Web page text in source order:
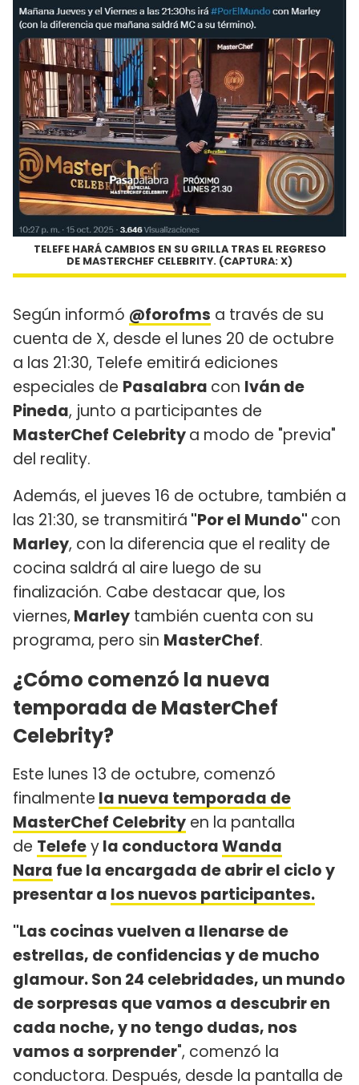
TELEFE HARÁ CAMBIOS EN SU GRILLA TRAS EL REGRESO
DE MASTERCHEF CELEBRITY. (CAPTURA: X)
Según informó @forofms a través de su
cuenta de X, desde el lunes 20 de octubre
a las 21:30, Telefe emitirá ediciones
especiales de Pasalabra con Iván de
Pineda, junto a participantes de
MasterChef Celebritya modo de "previa"
del reality.
Además, el jueves 16 de octubre, también a
las 21:30, se transmitirá "Por el Mundo" con
Marley, con la diferencia que el reality de
cocina saldrá al aire luego de su
finalización. Cabe destacar que, los
viernes, Marley también cuenta con su
programa, pero sin MasterChef.
¿Cómo comenzó la nueva
temporada de MasterChef
Celebrity?
Este lunes 13 de octubre, comenzó
finalmente la nueva temporada de
MasterChef Celebrity en la pantalla
de Telefeyla conductoraWanda
Nara fue la encargada de abrir el ciclo y
presentar a los nuevos participantes.
"Las cocinas vuelven a llenarse de
estrellas, de confidencias y de mucho
glamour. Son 24 celebridades, un mundo
de sorpresas que vamos a descubrir en
cada noche, y no tengo dudas, nos
vamos a sorprender", comenzó la
conductora. Después, desde la pantalla de